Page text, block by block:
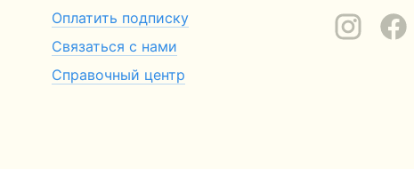
Оплатить подписку
Связаться с нами
Справочный центр